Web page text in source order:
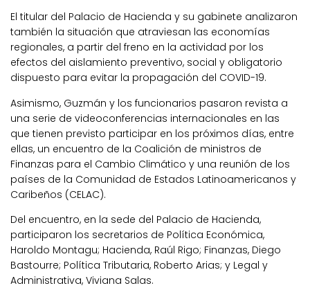
El titular del Palacio de Hacienda y su gabinete analizaron
también la situación que atraviesan las economías
regionales, a partir del freno en la actividad por los
efectos del aislamiento preventivo, social y obligatorio
dispuesto para evitar la propagación del COVID-19.
Asimismo, Guzmán y los funcionarios pasaron revista a
una serie de videoconferencias internacionales en las
que tienen previsto participar en los próximos días, entre
ellas, un encuentro de la Coalición de ministros de
Finanzas para el Cambio Climático y una reunión de los
países de la Comunidad de Estados Latinoamericanos y
Caribeños (CELAC).
Del encuentro, en la sede del Palacio de Hacienda,
participaron los secretarios de Política Económica,
Haroldo Montagu; Hacienda, Raúl Rigo; Finanzas, Diego
Bastourre; Política Tributaria, Roberto Arias; y Legal y
Administrativa, Viviana Salas.